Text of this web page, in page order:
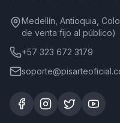
Medellín, Antioquia,
de venta fijo al público)
+57 323 672 3179